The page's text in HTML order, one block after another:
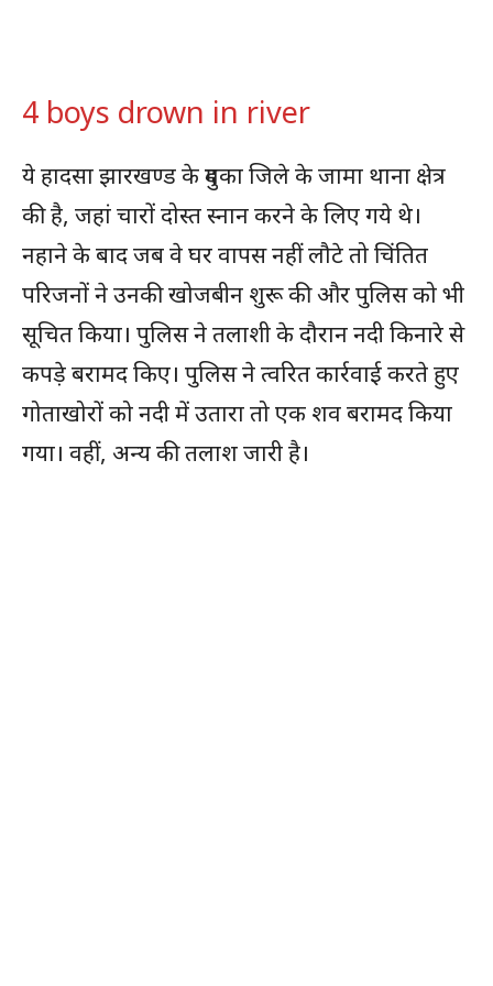
4 boys drown in river
ये हादसा झारखण्ड के दुमका जिले के जामा थाना क्षेत्र
की है, जहां चारों दोस्त स्नान करने के लिए गये थे।
नहाने के बाद जब वे घर वापस नहीं लौटे तो चिंतित
परिजनों ने उनकी खोजबीन शुरू की और पुलिस को भी
सूचित किया। पुलिस ने तलाशी के दौरान नदी किनारे से
कपड़े बरामद किए। पुलिस ने त्वरित कार्रवाई करते हुए
गोताखोरों को नदी में उतारा तो एक शव बरामद किया
गया। वहीं, अन्य की तलाश जारी है।